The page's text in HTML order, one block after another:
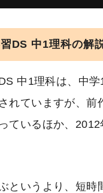
DS 中1理科の解
中1理科は、中
れていますが、前
ているほか、
というより、短